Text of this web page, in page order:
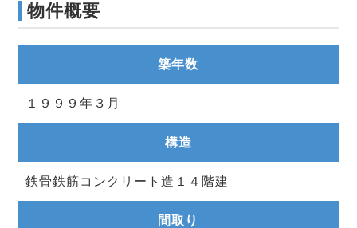
物件概要
築年数
１９９９年３月
構造
鉄骨鉄筋コンクリート造１４階建
間取り